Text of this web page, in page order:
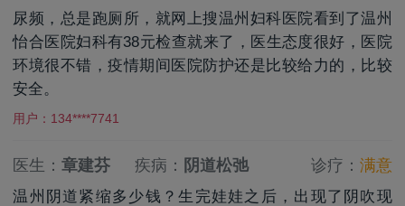
尿频，总是跑厕所，就网上搜温州妇科医院看到了温州
怡合医院妇科有38元检查就来了，医生态度很好，医院
环境很不错，疫情期间医院防护还是比较给力的，比较
安全。
用户：134****7741
医生：章建芬 疾病： 阴道松弛 诊疗： 满意
温州阴道紧缩多少钱？生完娃娃之后，出现了阴吹现